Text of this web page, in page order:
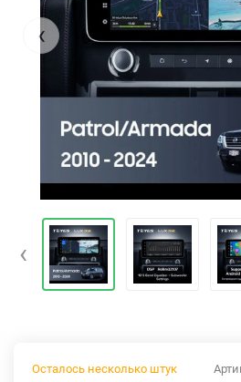
‹
‹
Осталось несколько штук